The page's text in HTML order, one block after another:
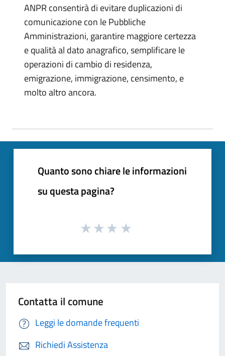
ANPR consentirà di evitare duplicazioni di
comunicazione con le Pubbliche
Amministrazioni, garantire maggiore certezza
e qualità al dato anagrafico, semplificare le
operazioni di cambio di residenza,
emigrazione, immigrazione, censimento, e
molto altro ancora.
Quanto sono chiare le informazioni
su questa pagina?
Contatta il comune
Leggi le domande frequenti
Richiedi Assistenza